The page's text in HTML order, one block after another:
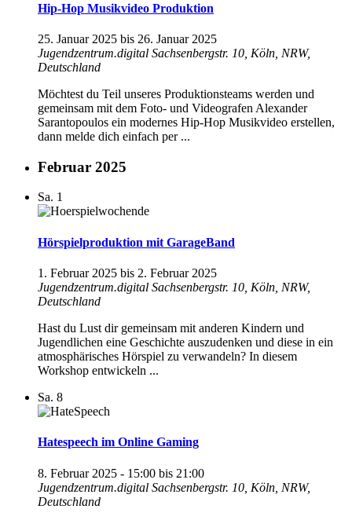
Hip-Hop Musikvideo Produktion
25. Januar 2025 bis 26. Januar 2025
Jugendzentrum.digital Sachsenbergstr. 10, Köln, NRW,
Deutschland
Möchtest du Teil unseres Produktionsteams werden und
gemeinsam mit dem Foto- und Videografen Alexander
Sarantopoulos ein modernes Hip-Hop Musikvideo erstellen,
dann melde dich einfach per ...
Februar 2025
Sa. 1
Hörspielproduktion mit GarageBand
1. Februar 2025 bis 2. Februar 2025
Jugendzentrum.digital Sachsenbergstr. 10, Köln, NRW,
Deutschland
Hast du Lust dir gemeinsam mit anderen Kindern und
Jugendlichen eine Geschichte auszudenken und diese in ein
atmosphärisches Hörspiel zu verwandeln? In diesem
Workshop entwickeln ...
Sa. 8
Hatespeech im Online Gaming
8. Februar 2025 - 15:00 bis 21:00
Jugendzentrum.digital Sachsenbergstr. 10, Köln, NRW,
Deutschland